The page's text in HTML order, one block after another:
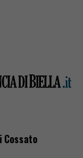
Cossato